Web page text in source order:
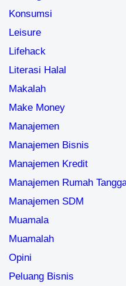
Konsumsi
Leisure
Lifehack
Literasi Halal
Makalah
Make Money
Manajemen
Manajemen Bisnis
Manajemen Kredit
Manajemen Rumah
Manajemen SDM
Muamala
Muamalah
Opini
Peluang Bisnis